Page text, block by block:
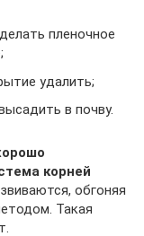
пленочное
удалить;
в почву.
корней
обгоняя
Такая